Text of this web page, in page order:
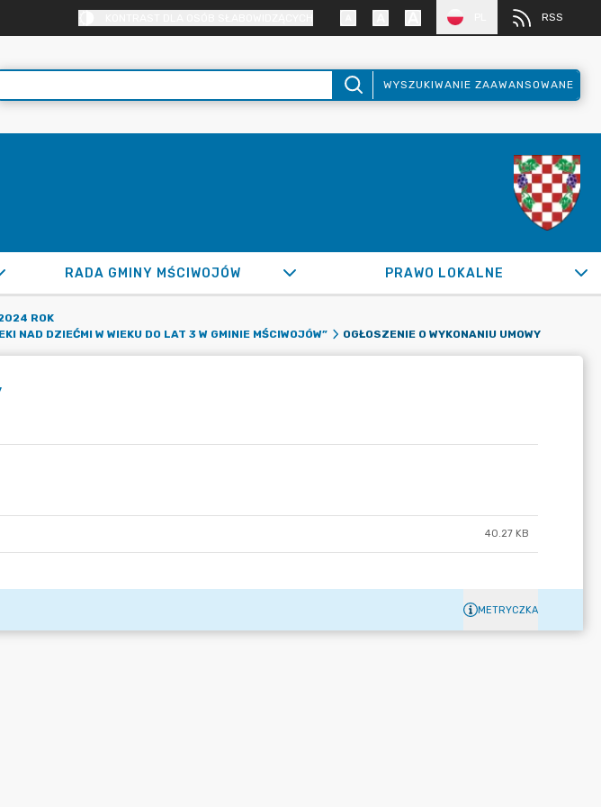
RSS
WYSZUKIWANIE ZAAWANSOWANE
RADA GMINY MŚCIWOJÓW PRAWO LOKALNE
ROK
DZIEĆMI W WIEKU DO LAT 3 W GMINIE MŚCIWOJÓW”
OGŁOSZENIE O WYKONANIU UMOWY
40.27 KB
METRYCZKA